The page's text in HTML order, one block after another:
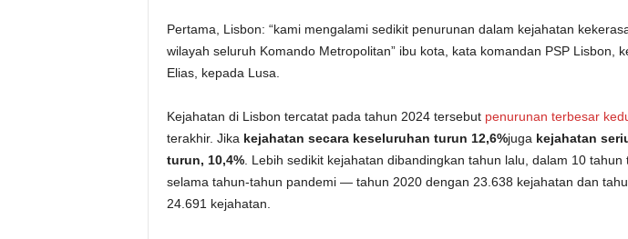
Pertama, Lisbon: “kami mengalami sedikit penurunan dalam kejahatan
wilayah seluruh Komando Metropolitan” ibu kota, kata komandan PSP Lisbon,
Elias, kepada Lusa.
Kejahatan di Lisbon tercatat pada tahun 2024 tersebut penurunan terbesar
terakhir. Jika kejahatan secara keseluruhan turun 12,6%juga kejahatan
turun, 10,4%. Lebih sedikit kejahatan dibandingkan tahun lalu, dalam 10 tahun
selama tahun-tahun pandemi — tahun 2020 dengan 23.638 kejahatan dan
24.691 kejahatan.